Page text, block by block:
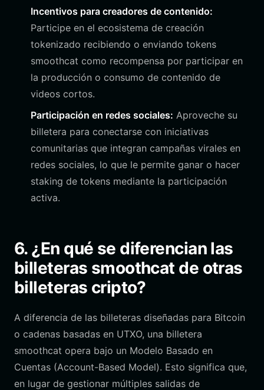
Incentivos para creadores de contenido:
Participe en el ecosistema de creación
tokenizado recibiendo o enviando tokens
smoothcat como recompensa por participar en
la producción o consumo de contenido de
videos cortos.
Participación en redes sociales: Aproveche su
billetera para conectarse con iniciativas
comunitarias que integran campañas virales en
redes sociales, lo que le permite ganar o hacer
staking de tokens mediante la participación
activa.
6. ¿En qué se diferencian las
billeteras smoothcat de otras
billeteras cripto?
A diferencia de las billeteras diseñadas para Bitcoin
o cadenas basadas en UTXO, una billetera
smoothcat opera bajo un Modelo Basado en
Cuentas (Account-Based Model). Esto significa que,
en lugar de gestionar múltiples salidas de